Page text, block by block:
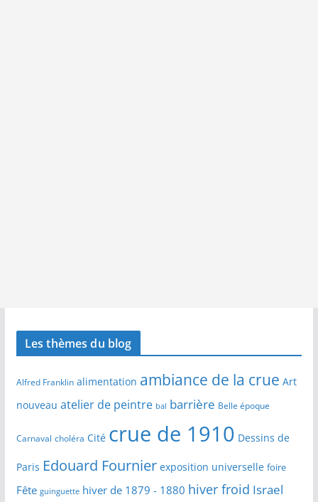
Les thèmes du blog
Alfred Franklin alimentation ambiance de la crue Art
nouveau atelier de peintre bal barrière Belle époque
Carnaval choléra Cité crue de 1910 Dessins de
Paris Edouard Fournier exposition universelle foire
Fête guinguette hiver de 1879 - 1880 hiver froid Israel